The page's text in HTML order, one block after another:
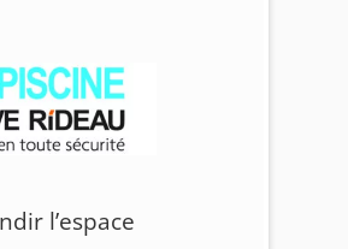
l’espace